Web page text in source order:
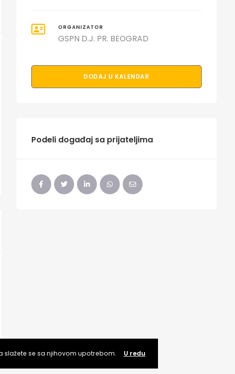
ORGANIZATOR
GSPN D.J. PR. BEOGRAD
DODAJ U KALENDAR
Podeli događaj sa prijateljima
slažete se sa njihovom upotrebom. U redu